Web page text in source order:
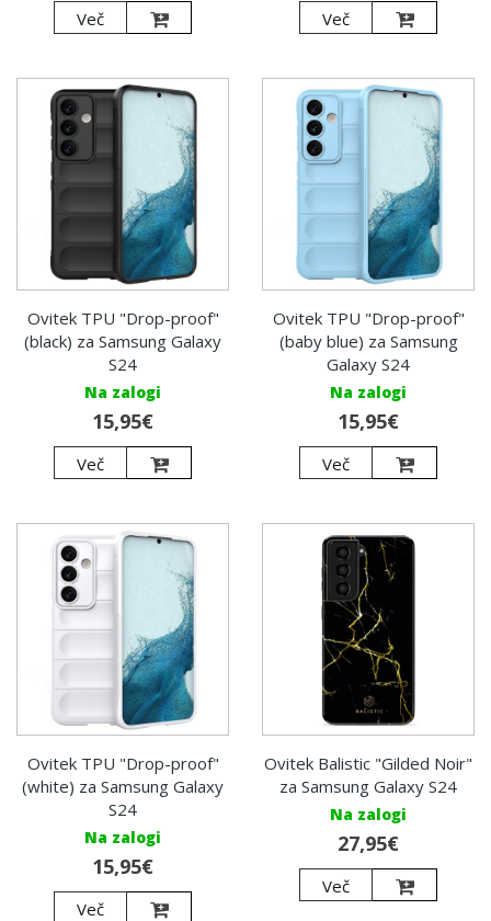
Več Več
Ovitek TPU "Drop-proof"
(black) za Samsung Galaxy
S24
Na zalogi
15,95€
Več
Ovitek TPU "Drop-proof"
(baby blue) za Samsung
Galaxy S24
Na zalogi
15,95€
Več
Ovitek TPU "Drop-proof"
(white) za Samsung Galaxy
S24
Na zalogi
15,95€
Več
Ovitek Balistic "Gilded Noir"
za Samsung Galaxy S24
Na zalogi
27,95€
Več